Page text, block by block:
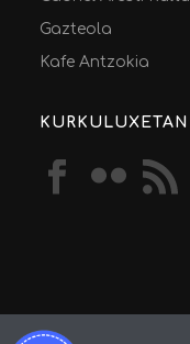
Gazteola
Kafe Antzokia